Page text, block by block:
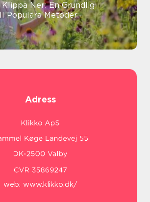
Ner: En Grundlig
Populära Metoder
Adress
web: www.klikko.dk/